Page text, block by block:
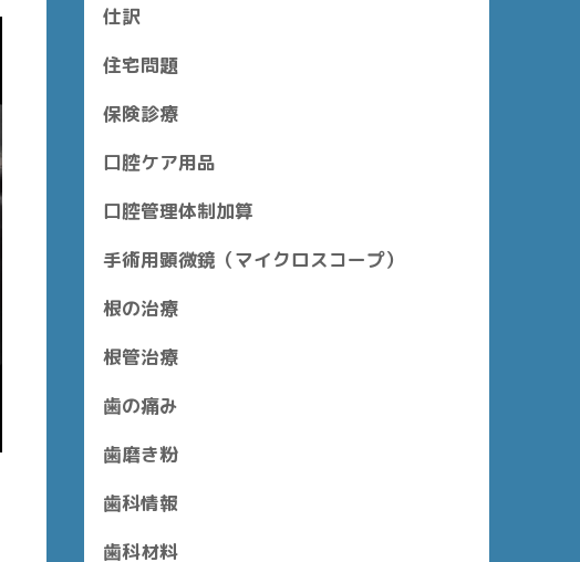
仕訳
住宅問題
保険診療
口腔ケア用品
口腔管理体制加算
手術用顕微鏡（マイクロスコープ）
根の治療
根管治療
歯の痛み
歯磨き粉
歯科情報
歯科材料